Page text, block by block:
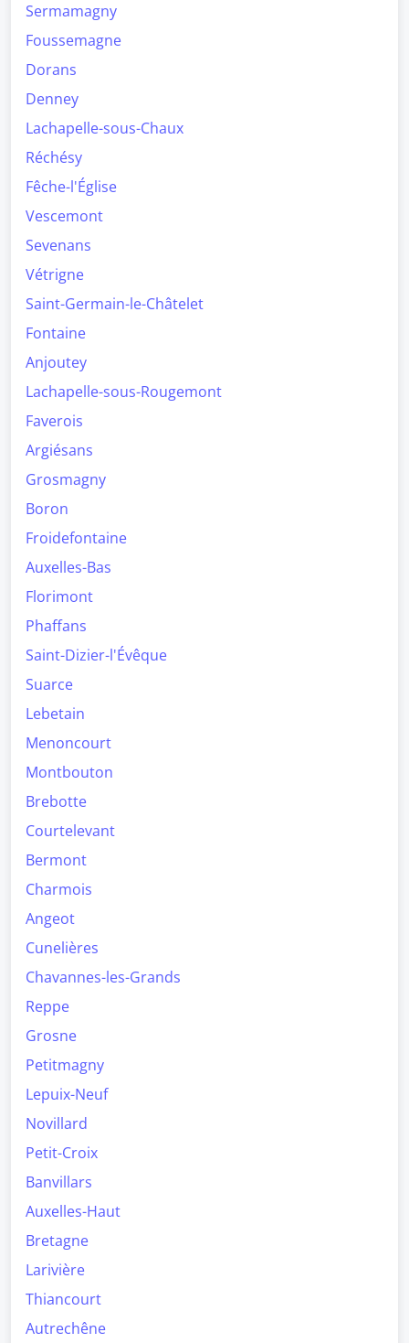
Sermamagny
Foussemagne
Dorans
Denney
Lachapelle-sous-Chaux
Réchésy
Fêche-l'Église
Vescemont
Sevenans
Vétrigne
Saint-Germain-le-Châtelet
Fontaine
Anjoutey
Lachapelle-sous-Rougemont
Faverois
Argiésans
Grosmagny
Boron
Froidefontaine
Auxelles-Bas
Florimont
Phaffans
Saint-Dizier-l'Évêque
Suarce
Lebetain
Menoncourt
Montbouton
Brebotte
Courtelevant
Bermont
Charmois
Angeot
Cunelières
Chavannes-les-Grands
Reppe
Grosne
Petitmagny
Lepuix-Neuf
Novillard
Petit-Croix
Banvillars
Auxelles-Haut
Bretagne
Larivière
Thiancourt
Autrechêne